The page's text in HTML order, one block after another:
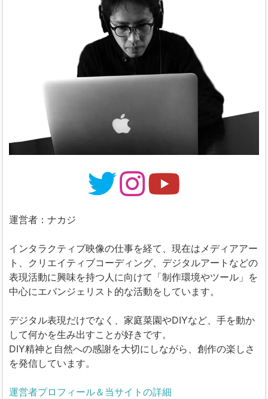
運営者：ナカジ
インタラクティブ映像の仕事を経て、現在はメディアアー
ト、クリエイティブコーディング、デジタルアートなどの
表現活動に興味を持つ人に向けて「制作環境やツール」を
中心にエバンジェリスト的な活動をしています。
デジタル表現だけでなく、家庭菜園やDIYなど、手を動か
して何かを生み出すことが好きです。
DIY精神と自然への感謝を大切にしながら、創作の楽しさ
を発信しています。
運営者プロフィール＆当サイトの詳細